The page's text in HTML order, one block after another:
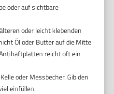
oder auf sichtbare
oder leicht klebenden
Öl oder Butter auf die Mitte
reicht oft ein
oder Messbecher. Gib den
einfüllen.